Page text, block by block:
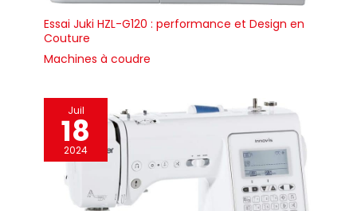
Essai Juki HZL-G120 : performance et Design en
Couture
Machines à coudre
Juil
18
2024